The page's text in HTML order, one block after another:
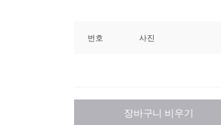
번호 사진
장바구니 비우기